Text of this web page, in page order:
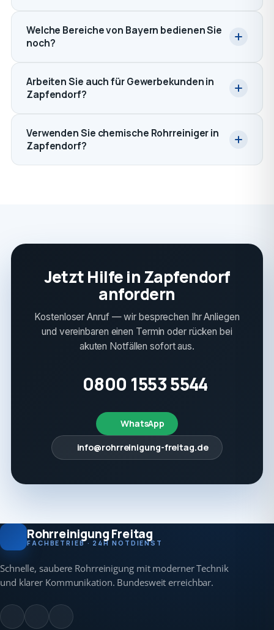
Welche Bereiche von Bayern bedienen Sie
noch?
Arbeiten Sie auch für Gewerbekunden in
Zapfendorf?
Verwenden Sie chemische Rohrreiniger in
Zapfendorf?
Jetzt Hilfe in Zapfendorf
anfordern
Kostenloser Anruf — wir besprechen Ihr Anliegen
und vereinbaren einen Termin oder rücken bei
akuten Notfällen sofort aus.
0800 1553 5544
WhatsApp
info@rohrreinigung-freitag.de
Rohrreinigung Freitag
FACHBETRIEB · 24H NOTDIENST
Schnelle, saubere Rohrreinigung mit moderner Technik
und klarer Kommunikation. Bundesweit erreichbar.